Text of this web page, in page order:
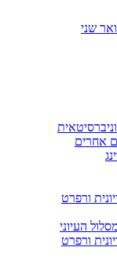
שני
אחרים
ורפרט
העיוני
ורפרט